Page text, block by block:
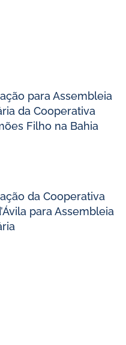
para Assembleia
da Cooperativa
Filho na Bahia
da Cooperativa
para Assembleia